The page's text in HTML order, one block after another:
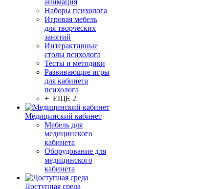
анимация
Наборы психолога
Игровая мебель
для творческих
занятий
Интерактивные
столы психолога
Тесты и методики
Развивающие игры
для кабинета
психолога
+ ЕЩЕ 2
Медицинский кабинет
Мебель для
медицинского
кабинета
Оборудование для
медицинского
кабинета
Доступная среда